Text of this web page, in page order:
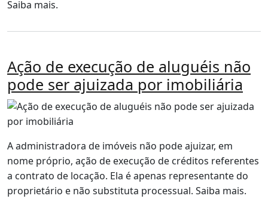
Saiba mais.
Ação de execução de aluguéis não
pode ser ajuizada por imobiliária
A administradora de imóveis não pode ajuizar, em
nome próprio, ação de execução de créditos referentes
a contrato de locação. Ela é apenas representante do
proprietário e não substituta processual. Saiba mais.